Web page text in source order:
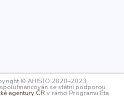
© AHISTO 2020–2023
se státní podporou
agentury ČR v rámci Programu Éta.